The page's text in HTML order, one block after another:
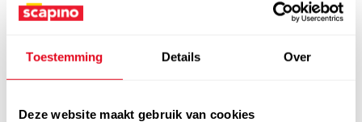
Toestemming Details Over
Deze website maakt gebruik van cookies